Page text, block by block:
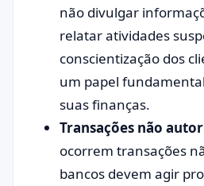
não divulgar
relatar atividades
conscientização dos
um papel
suas finanças.
Transações não
ocorrem transações
bancos devem agir